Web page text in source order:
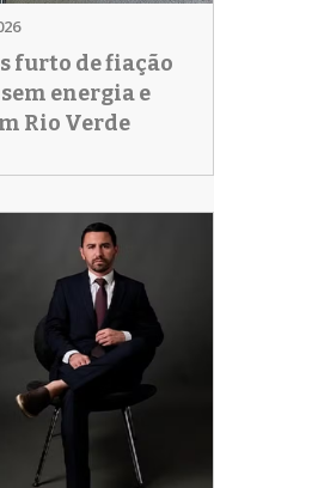
furto de fiação
energia e
Rio Verde